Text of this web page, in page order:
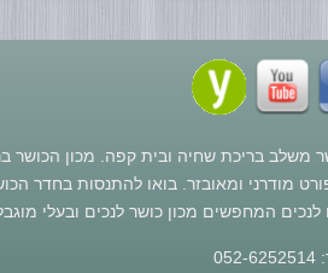
משלב בריכת שחיה ובית קפה. מכון
מודרני ומאובזר. בואו להתנסות בחדר
המחפשים מכון כושר לנכים ובעלי